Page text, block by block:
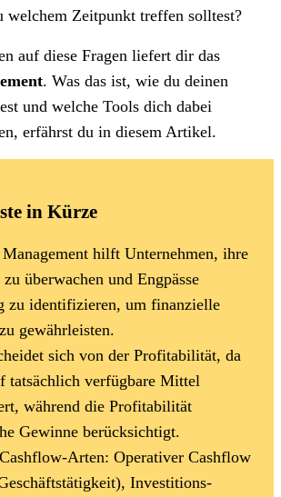
welchem Zeitpunkt treffen solltest?
auf diese Fragen liefert dir das
. Was das ist, wie du deinen
und welche Tools dich dabei
erfährst du in diesem Artikel.
in Kürze
hilft Unternehmen, ihre
überwachen und Engpässe
zu identifizieren, um finanzielle
gewährleisten.
sich von der Profitabilität, da
tatsächlich verfügbare Mittel
während die Profitabilität
Gewinne berücksichtigt.
Arten: Operativer Cashflow
Investitions-